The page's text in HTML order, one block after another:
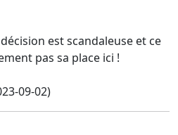
est scandaleuse et ce
pas sa place ici !
09-02)